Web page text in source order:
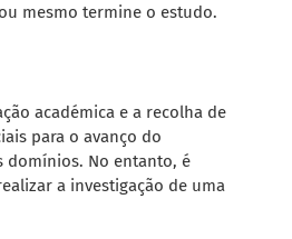
mesmo termine o estudo.
académica e a recolha de
para o avanço do
domínios. No entanto, é
a investigação de uma